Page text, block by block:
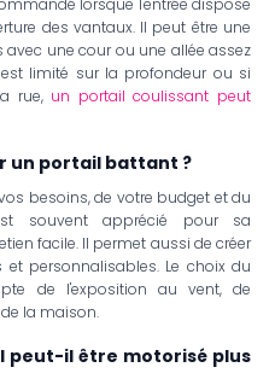
lorsque l'entrée dispose
des vantaux. Il peut être une
une cour ou une allée assez
limité sur la profondeur ou si
rue, un portail coulissant peut
un portail battant ?
besoins, de votre budget et du
souvent apprécié pour sa
facile. Il permet aussi de créer
personnalisables. Le choix du
de l'exposition au vent, de
la maison.
peut-il être motorisé plus